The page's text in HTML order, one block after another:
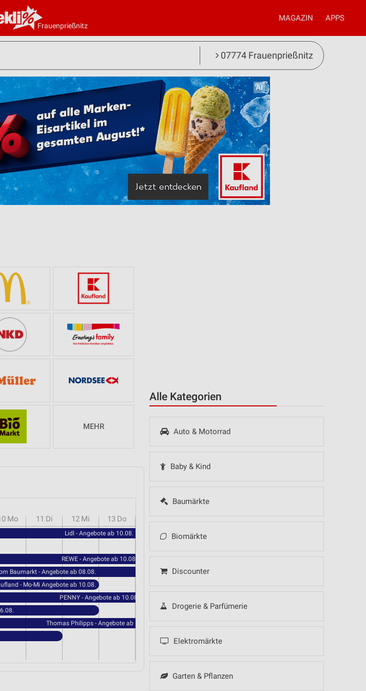
Frauenprießnitz
MAGAZIN APPS
07774 Frauenprießnitz
Alle Kategorien
Auto & Motorrad
Baby & Kind
Baumärkte
Biomärkte
Discounter
Drogerie & Parfümerie
Elektromärkte
Garten & Pflanzen
MEHR
Mo 11 Di 12 Mi 13 Do
Lidl - Angebote ab 10.08.
REWE - Angebote ab 10.08.
Baumarkt - Angebote ab 08.08.
- Mo-Mi Angebote ab 10.08.
PENNY - Angebote ab 10.08.
Thomas Philipps - Angebote ab 10.08.